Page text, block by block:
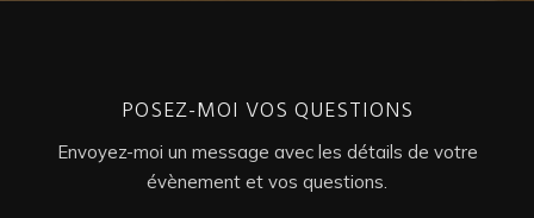
POSEZ-MOI VOS QUESTIONS
Envoyez-moi un message avec les détails de votre
évènement et vos questions.